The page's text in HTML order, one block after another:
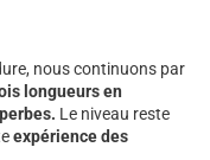
nous continuons par
longueurs en
Le niveau reste
expérience des